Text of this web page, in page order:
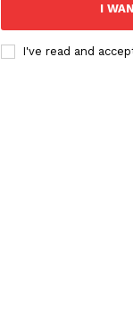
I
I've read and